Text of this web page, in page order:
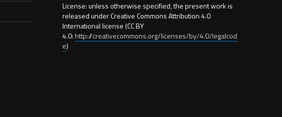
License: unless otherwise specified, the present work is
released under Creative Commons Attribution 4.0
International license (CC BY
4.0:http://creativecommons.org/licenses/by/4.0/legalcod
e)